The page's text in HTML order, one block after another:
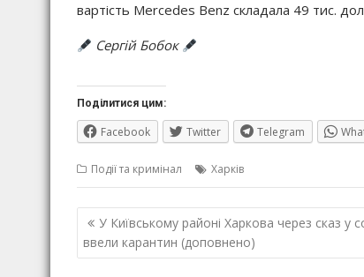
вартість Mercedes Benz складала 49 тис.
Сергій Бобок
Поділитися цим:
Facebook Twitter Telegram
Події та кримінал Харків
Навігація
записів
У Київському районі Харкова через сказ у
ввели карантин (доповнено)